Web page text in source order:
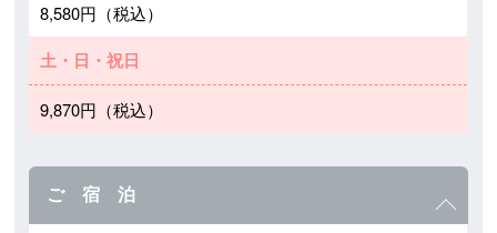
8,580円（税込）
土・日・祝日
9,870円（税込）
ご 宿 泊